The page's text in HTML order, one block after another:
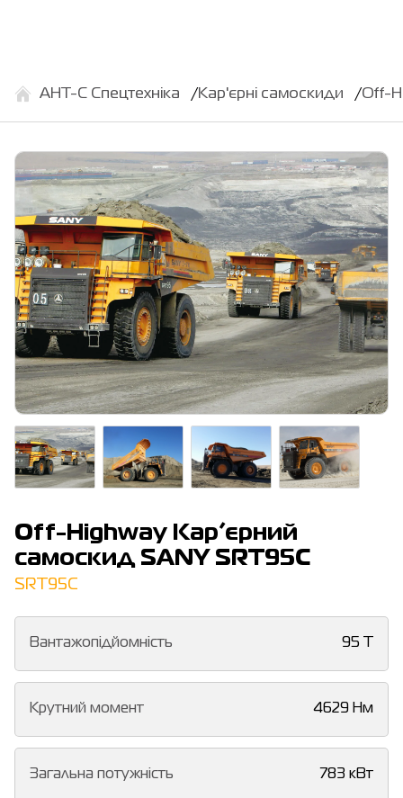
АНТ-С Спецтехніка Кар'єрні самоскиди Off-
Off-Highway Кар’єрний
самоскид SANY SRT95C
SRT95C
Вантажопідйомність 95 T
Крутний момент 4629 Нм
Загальна потужність 783 кВт